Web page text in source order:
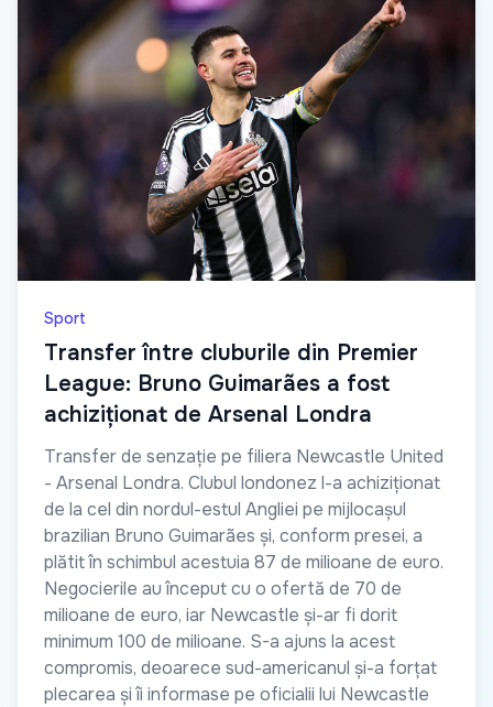
Sport
Transfer între cluburile din Premier
League: Bruno Guimarães a fost
achiziționat de Arsenal Londra
Transfer de senzație pe filiera Newcastle United
- Arsenal Londra. Clubul londonez l-a achiziționat
de la cel din nordul-estul Angliei pe mijlocașul
brazilian Bruno Guimarães și, conform presei, a
plătit în schimbul acestuia 87 de milioane de euro.
Negocierile au început cu o ofertă de 70 de
milioane de euro, iar Newcastle și-ar fi dorit
minimum 100 de milioane. S-a ajuns la acest
compromis, deoarece sud-americanul și-a forțat
plecarea și îi informase pe oficialii lui Newcastle